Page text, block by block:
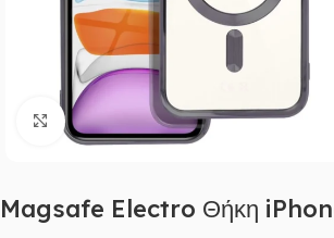
Click to enlarge
Magsafe Electro Θήκη